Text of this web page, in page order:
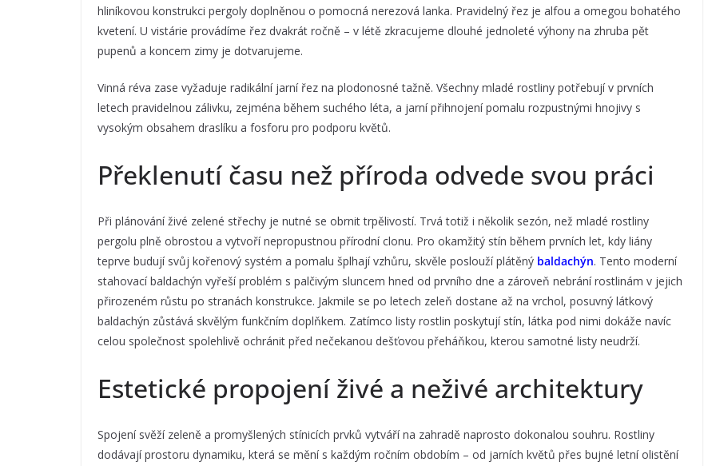
hliníkovou konstrukci pergoly doplněnou o pomocná nerezová lanka. Pravidelný řez je alfou a omegou bohatého
kvetení. U vistárie provádíme řez dvakrát ročně – v létě zkracujeme dlouhé jednoleté výhony na zhruba pět
pupenů a koncem zimy je dotvarujeme.
Vinná réva zase vyžaduje radikální jarní řez na plodonosné tažně. Všechny mladé rostliny potřebují v prvních
letech pravidelnou zálivku, zejména během suchého léta, a jarní přihnojení pomalu rozpustnými hnojivy s
vysokým obsahem draslíku a fosforu pro podporu květů.
Překlenutí času než příroda odvede svou práci
Při plánování živé zelené střechy je nutné se obrnit trpělivostí. Trvá totiž i několik sezón, než mladé rostliny
pergolu plně obrostou a vytvoří nepropustnou přírodní clonu. Pro okamžitý stín během prvních let, kdy liány
teprve budují svůj kořenový systém a pomalu šplhají vzhůru, skvěle poslouží plátěný baldachýn. Tento moderní
stahovací baldachýn vyřeší problém s palčivým sluncem hned od prvního dne a zároveň nebrání rostlinám v jejich
přirozeném růstu po stranách konstrukce. Jakmile se po letech zeleň dostane až na vrchol, posuvný látkový
baldachýn zůstává skvělým funkčním doplňkem. Zatímco listy rostlin poskytují stín, látka pod nimi dokáže navíc
celou společnost spolehlivě ochránit před nečekanou dešťovou přeháňkou, kterou samotné listy neudrží.
Estetické propojení živé a neživé architektury
Spojení svěží zeleně a promyšlených stínicích prvků vytváří na zahradě naprosto dokonalou souhru. Rostliny
dodávají prostoru dynamiku, která se mění s každým ročním obdobím – od jarních květů přes bujné letní olistění